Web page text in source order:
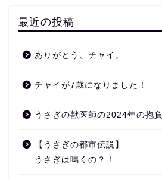
最近の投稿
ありがとう、チャイ。
チャイが7歳になりました！
うさぎの獣医師の2024年の抱負
【うさぎの都市伝説】
うさぎは鳴くの？！